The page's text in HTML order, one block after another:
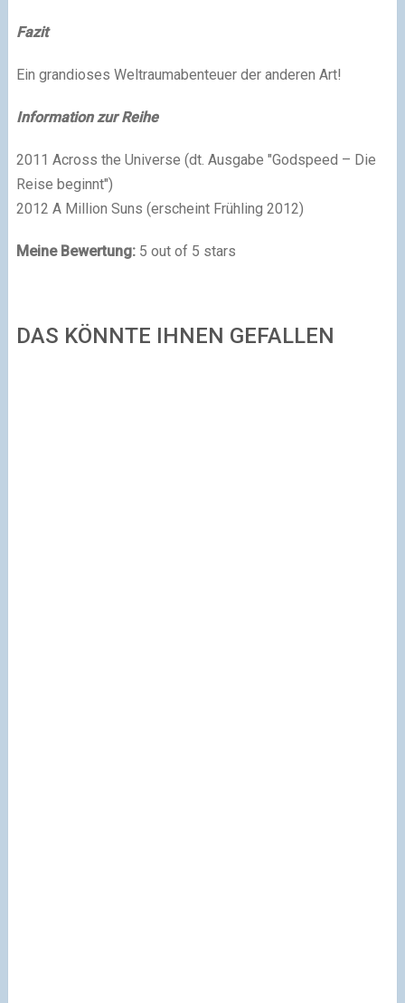
Fazit
Ein grandioses Weltraumabenteuer der anderen Art!
Information zur Reihe
2011 Across the Universe (dt. Ausgabe "Godspeed – Die
Reise beginnt")
2012 A Million Suns (erscheint Frühling 2012)
Meine Bewertung:5 out of 5 stars
DAS KÖNNTE IHNEN GEFALLEN